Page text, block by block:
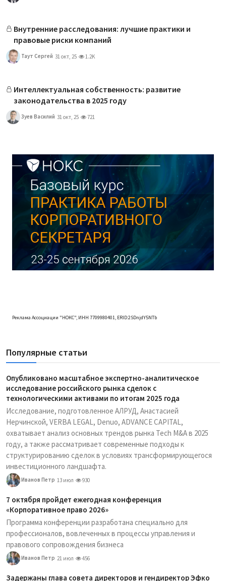
Внутренние расследования: лучшие практики и
правовые риски компаний
Таут Сергей 31 окт, 25 1.2K
Интеллектуальная собственность: развитие
законодательства в 2025 году
Зуев Василий 31 окт, 25 721
Реклама Ассоциации "НОКС", ИНН 7709980401, ERID:2SDnjdY5NTb
Популярные статьи
Опубликовано масштабное экспертно-аналитическое
исследование российского рынка сделок с
технологическими активами по итогам 2025 года
Исследование, подготовленное АЛРУД, Анастасией
Нерчинской, VERBA LEGAL, Denuo, ADVANCE CAPITAL,
охватывает анализ основных трендов рынка Tech M&A в 2025
году, а также рассматривает современные подходы к
структурированию сделок в условиях трансформирующегося
инвестиционного ландшафта.
Иванов Петр 13 июл 930
7 октября пройдет ежегодная конференция
«Корпоративное право 2026»
Программа конференции разработана специально для
профессионалов, вовлеченных в процессы управления и
правового сопровождения бизнеса
Иванов Петр 21 июл 456
Задержаны глава совета директоров и гендиректор Эфко